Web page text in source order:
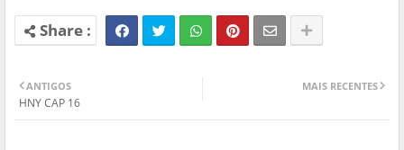
MAIS RECENTES
ANTIGOS
HNY CAP 16